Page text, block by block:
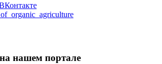
нашем портале